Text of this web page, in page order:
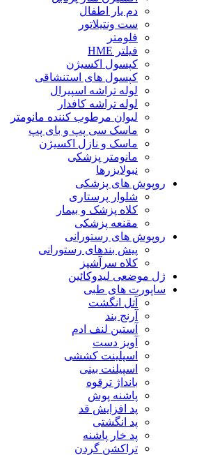
دم یار اطفال
ست ونتیلاتور
فلومتر
فیلتر HME
کپسول اکسیژن
کپسول های استنشاقی
لوله تراشه اسپیرال
لوله تراشه کافدار
لیوان مرطوب کننده مانومتر
ماسک سی پپ و بای پپ
ماسک و نازل اکسیژن
مانومتر پزشکی
نبولایزرها
روپوش های پزشکی
شلوار پرستاری
کلاه پزشک و بیمار
مقنعه پزشکی
روپوش های رستورانی
پیش بندهای رستورانی
کلاه سرآشپز
ژل موضعی لیدوکائین
ساپورت های طبی
آتل انگشت
آرنج بند
آستین لنف ادم
آویز دست
اسپلینت کششی
اسپیلنت بینی
بانداژ ترقوه
پاشنه پوش
پد افزایش قد
پد انگشتی
پد خار پاشنه
تراکشن گردن